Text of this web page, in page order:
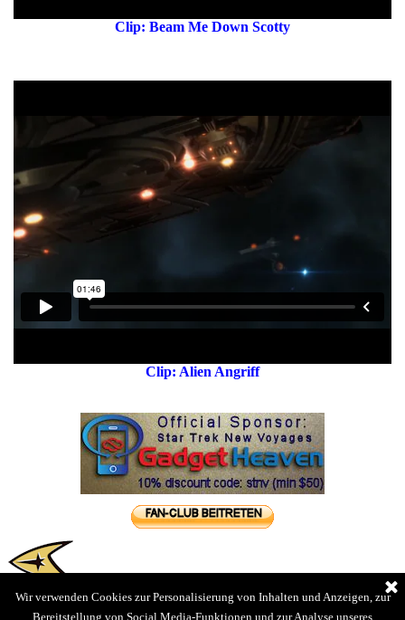
Clip: Beam Me Down Scotty
Clip: Alien Angriff
Wir verwenden Cookies zur Personalisierung von Inhalten und Anzeigen, zur
Bereitstellung von Social Media-Funktionen und zur Analyse unseres